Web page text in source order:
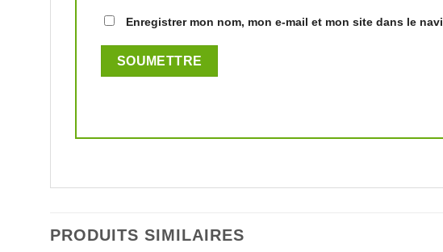
Enregistrer mon nom, mon e-mail et mon site dans le
PRODUITS SIMILAIRES